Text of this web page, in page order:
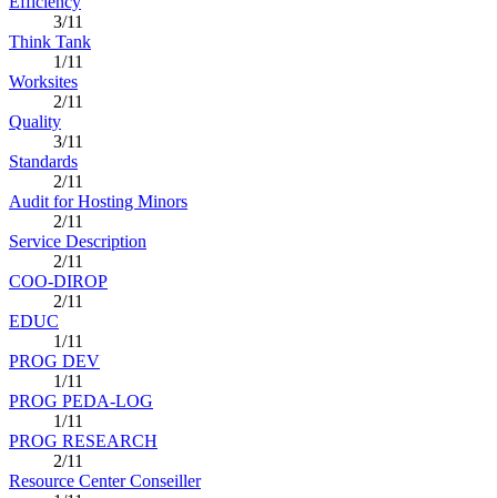
3/11
Think Tank
1/11
Worksites
2/11
Quality
3/11
Standards
2/11
Audit for Hosting Minors
2/11
Service Description
2/11
COO-DIROP
2/11
EDUC
1/11
PROG DEV
1/11
PROG PEDA-LOG
1/11
PROG RESEARCH
2/11
Resource Center Conseiller